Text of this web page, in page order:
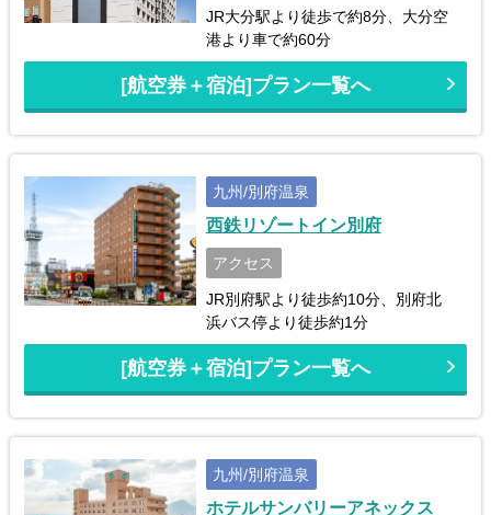
JR大分駅より徒歩で約8分、大分空
港より車で約60分
[航空券＋宿泊]プラン一覧へ
九州/別府温泉
西鉄リゾートイン別府
アクセス
JR別府駅より徒歩約10分、別府北
浜バス停より徒歩約1分
[航空券＋宿泊]プラン一覧へ
九州/別府温泉
ホテルサンバリーアネックス